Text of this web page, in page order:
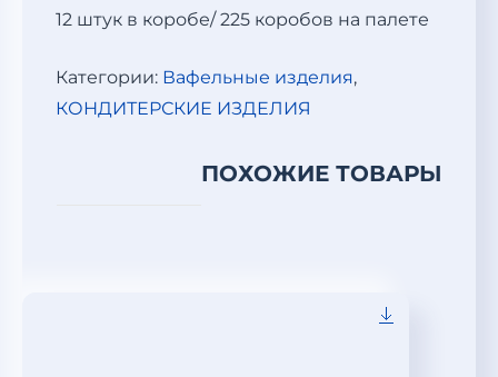
12 штук в коробе/ 225 коробов на палете
Категории: Вафельные изделия,
КОНДИТЕРСКИЕ ИЗДЕЛИЯ
ПОХОЖИЕ ТОВАРЫ